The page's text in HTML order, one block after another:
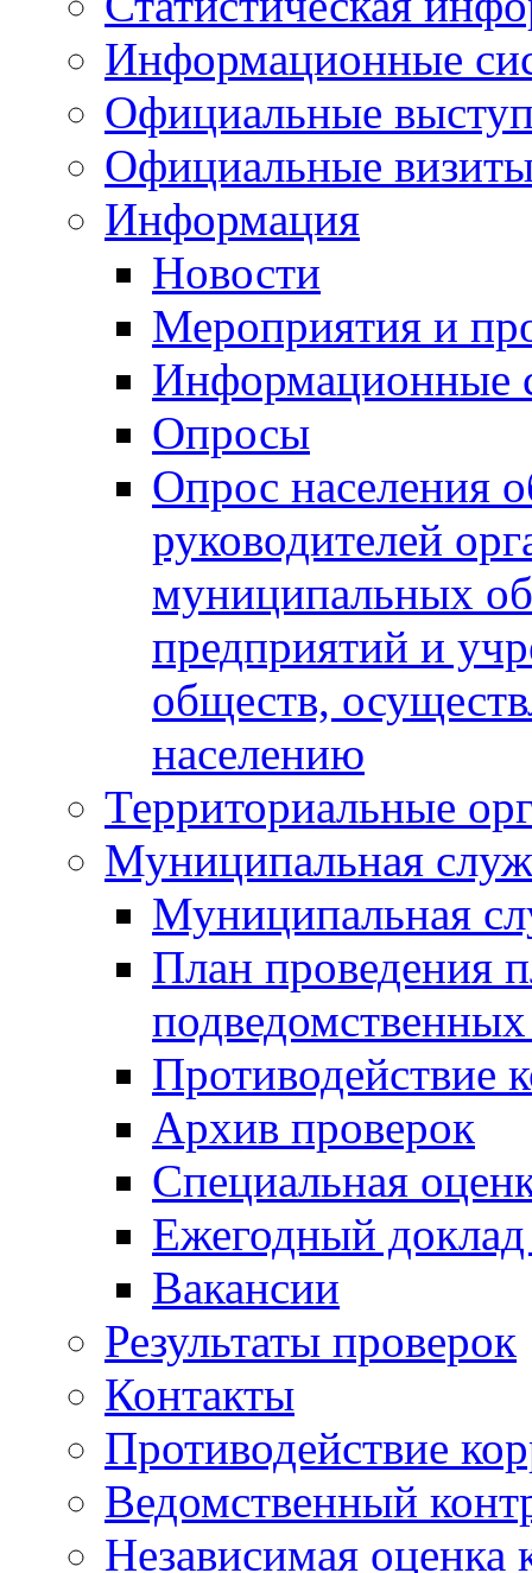
Информационные
Официальные
Официальные
Информация
Новости
Мероприятия и
Информационные
Опросы
Опрос населения
руководителей
муниципальных
предприятий и
обществ,
населению
Территориальные
Муниципальная
Муниципальная
План проведения
Противодействие
Архив проверок
Специальная
Ежегодный
Вакансии
Результаты проверок
Контакты
Противодействие
Ведомственный
Независимая оценка